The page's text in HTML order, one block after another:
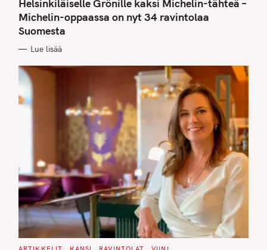
E
G
O
R
I
S
Helsinkiläiselle Grönille kaksi Michelin-tähteä –
Michelin-oppaassa on nyt 34 ravintolaa
Suomesta
Lue lisää
C